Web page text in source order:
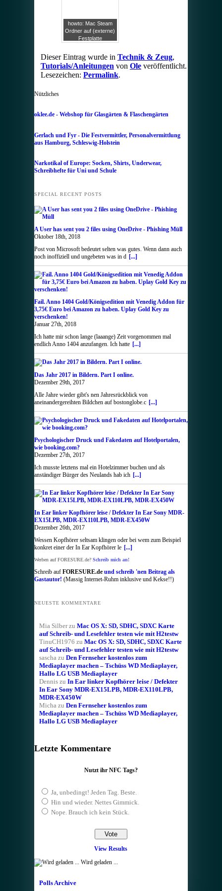
howto: Mac Steam
Ordner auf (externe)
Festplatte
Dieser Eintrag wurde in Technik & Zeug,
Tutorials/Anleitungen von Oleveröffentlicht.
Lesezeichen: Permalink.
Nützliches
oklee.de - Webshop für Glasgärten & Flaschengärten
Gerlach und Fyr - Die Festvermittler, Personalvermittlung
aus Hamburg, Schleswig-Holstein
Narkotikal of Europe: Socken, Shirts, Underwear,
Schreibhefte für Uni und Schule
SPECIAL RECENT POSTS
A User has sent you 2 files using OneDrive - Phishing Müll
Oktober 18th, 2018
Post von Microsoft bedeutet selten was gutes. Wenn dann auch
noch inoffiziell und ungebeten was in d [...]
Fail. Anno 1404 Gold/Königsedition mit Venedig Addon für
3,75€ Euro bei Amazon zu haben. Uplay Gold Key zu
verschenken!
Januar 27th, 2018
Ich hatte mir schon lange (laaange) Zeit vorgenommen mal
endlich Anno 1404 anzufangen. Ich hatte [...]
Das Jahr 2017 in Bildern. Part I online.
Dezember 29th, 2017
Alle Jahre wieder gibt's nen Jahresrückblick von
aneinandergereihten Bildchen auf bostonglobe.c [...]
Psychologischer Druck und Fakedaten auf Hotelportalen,
wie booking.com?
Dezember 27th, 2017
Ich musste letztens mal ein Hotelzimmer buchen und als
anständiger Bürger des Neulands hab ich [...]
In Ear linker Kopfhörer leise / Defekter In Ear Sony MDR-
EX15LPB, MDR-EX110LPB, MDR-EX450W
Dezember 26th, 2017
Wessen Kopfhörer seltsam klingen oder bei wem zum Beispiel
konkret einer der In Ear Kopfhörer le [...]
Werben auf FORESURE.de? Schreib mich an!
Schreib auf FORESURE.de und schreib 'nen Beitrag als
Gastautor! (Massig Internet-Ruhm inklusive und Kekse!!)
NEUESTE KOMMENTARE
Mia Silberzu Mac OS X: SD, SDHC, SDXC Karte
auf Schreib- und Lesefehler testen wie mit H2testw
TinuCH1976 zu Mac OS X: SD, SDHC, SDXC Karte
auf Schreib- und Lesefehler testen wie mit H2testw
sascha zu Den Fernseher kostenlos zum
Mediaplayer machen – Tschüss WD Mediaplayer,
Hallo LG USB Mediaplayer
Denniszu In Ear linker Kopfhörer leise / Defekter
In Ear Sony MDR-EX15LPB, MDR-EX110LPB,
MDR-EX450W
Micha zu Den Fernseher kostenlos zum
Mediaplayer machen – Tschüss WD Mediaplayer,
Hallo LG USB Mediaplayer
Letzte Kommentare
Nutzt ihr NFC Tags?
Ja, unbedingt! Jeden Tag. Beste.
Hin und wieder. Nettes Gimmick.
Nope. Brauch ich kein Stück.
View Results
Wird geladen ...
Polls Archive